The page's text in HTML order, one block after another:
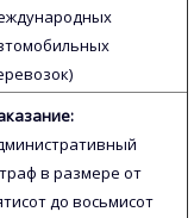
в размере от
до восьмисот